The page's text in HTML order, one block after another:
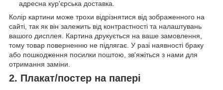
адресна кур'єрська доставка.
Колір картини може трохи відрізнятися від зображенного на
сайті, так як він залежить від контрастності та налаштувань
вашого дисплея. Картина друкується на ваше замовлення,
тому товар поверненню не підлягає. У разі наявності браку
або пошкодження посилки поштою, зв'яжіться з нами для
отримання заміни.
2. Плакат/постер на папері